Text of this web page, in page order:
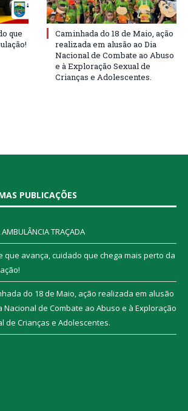
que
Caminhada do 18 de Maio, ação
realizada em alusão ao Dia
Nacional de Combate ao Abuso
e à Exploração Sexual de
Crianças e Adolescentes.
PUBLICAÇÕES
TRAÇADA
que avança, cuidado que chega mais perto da
do 18 de Maio, ação realizada em alusão
Nacional de Combate ao Abuso e à Exploração
de Crianças e Adolescentes.